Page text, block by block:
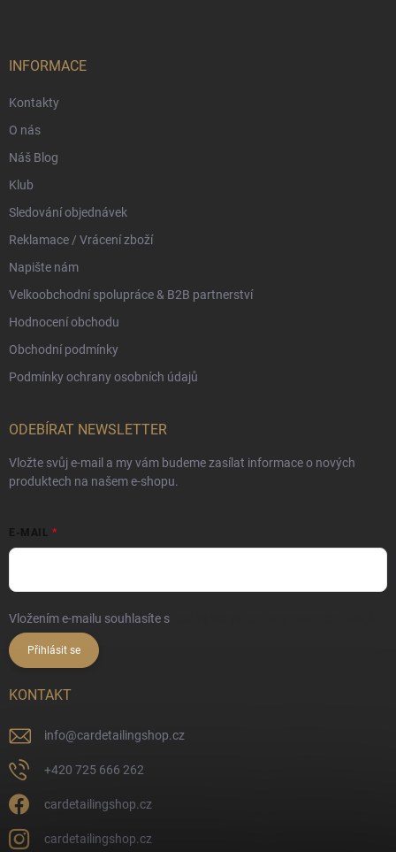
INFORMACE
Kontakty
O nás
Náš Blog
Klub
Sledování objednávek
Reklamace / Vrácení zboží
Napište nám
Velkoobchodní spolupráce & B2B partnerství
Hodnocení obchodu
Obchodní podmínky
Podmínky ochrany osobních údajů
ODEBÍRAT NEWSLETTER
Vložte svůj e-mail a my vám budeme zasílat informace o nových
produktech na našem e-shopu.
E-MAIL
Vložením e-mailu souhlasíte s
Přihlásit se
KONTAKT
info@cardetailingshop.cz
+420 725 666 262
cardetailingshop.cz
cardetailingshop.cz